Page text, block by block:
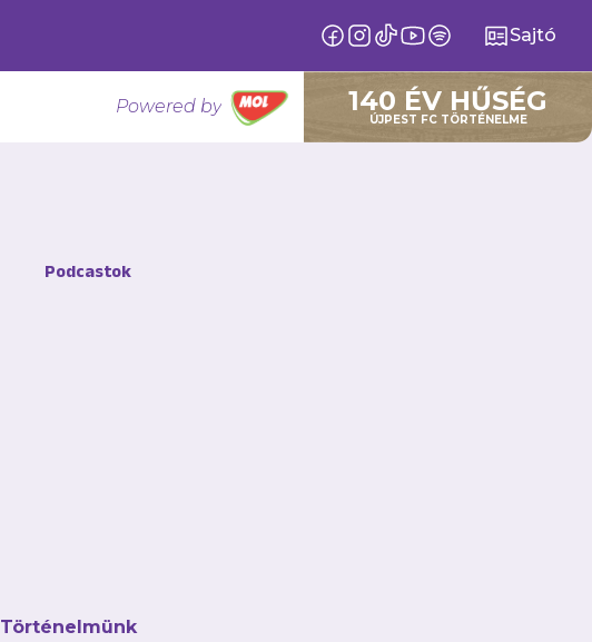
Sajtó
Powered by 140 ÉV HŰSÉG
ÚJPEST FC TÖRTÉNELME
Podcastok
Történelmünk